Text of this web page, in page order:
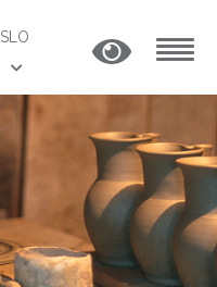
SLO